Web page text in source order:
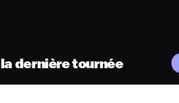
la dernière tournée